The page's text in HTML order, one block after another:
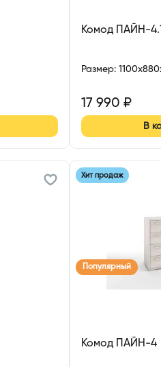
Комод ПАЙН-4.1
Размер:
17 990 ₽
В
Хит продаж
Популярный
Комод ПАЙН-4